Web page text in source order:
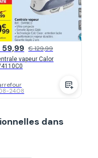
€ 129,99
vapeur Calor
-24.08
dans